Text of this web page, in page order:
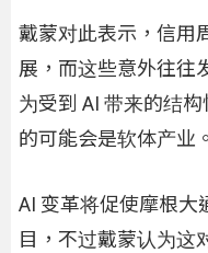
戴蒙对此表示，信用
展，而这些意外往往
为受到 AI 带来的结
的可能会是软体产业。
AI 变革将促使摩根大
目，不过戴蒙认为这